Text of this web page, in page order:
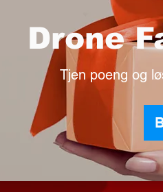
Drone
Tjen poeng og